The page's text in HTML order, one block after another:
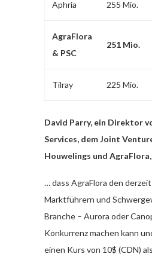
Aphria 255 Mio.
AgraFlora
& PSC
251 Mio.
Tilray 225 Mio.
David Parry, ein Direktor
Services, dem Joint
Houwelings und
… dass AgraFlora den
Marktführern und
Branche – Aurora oder
Konkurrenz machen kann
einen Kurs von 10$ (CDN)